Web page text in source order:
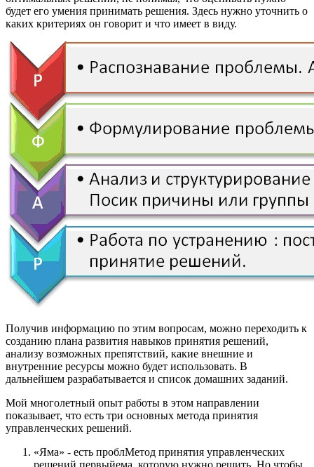
будет его умения принимать решения. Здесь нужно уточнить о
каких критериях он говорит и что имеет в виду.
Получив информацию по этим вопросам, можно переходить к
созданию плана развития навыков принятия решений,
анализу возможных препятствий, какие внешние и
внутренние ресурсы можно будет использовать. В
дальнейшем разрабатывается и список домашних заданий.
Мой многолетный опыт работы в этом направлении
показывает, что есть три основных метода принятия
управленческих решений.
«Яма» - есть проблМетод принятия управленческих
решений первыйема, которую нужно решить. Но чтобы